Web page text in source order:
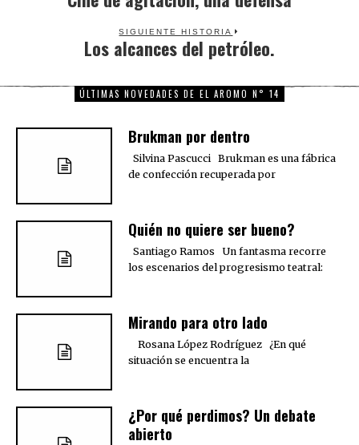
post:
SIGUIENTE HISTORIA
Next
Los alcances del petróleo.
ÚLTIMAS NOVEDADES DE EL AROMO N° 14
Brukman por dentro
Silvina Pascucci Brukman es una fábrica
de confección recuperada por
Quién no quiere ser bueno?
Santiago Ramos Un fantasma recorre
los escenarios del progresismo teatral:
Mirando para otro lado
Rosana López Rodríguez ¿En qué
situación se encuentra la
¿Por qué perdimos? Un debate
abierto